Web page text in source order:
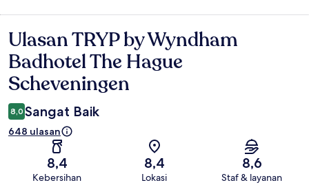
Ulasan
Ulasan TRYP by Wyndham
Badhotel The Hague
Scheveningen
8,0 Sangat Baik
648 ulasan
8,4
Kebersihan
8,4
Lokasi
8,6
Staf & layanan